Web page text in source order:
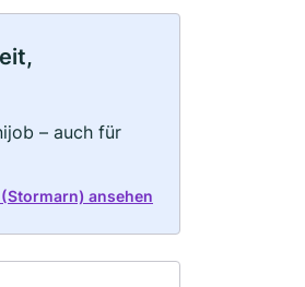
– auch für
ansehen